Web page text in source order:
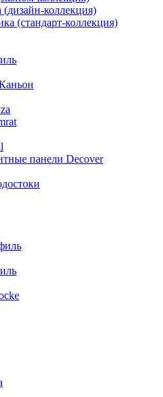
(дизайн-коллекция)
(стандарт-коллекция)
панели Decover